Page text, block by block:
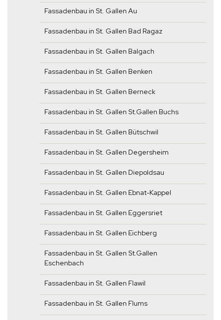
Fassadenbau in St. Gallen Au
Fassadenbau in St. Gallen Bad Ragaz
Fassadenbau in St. Gallen Balgach
Fassadenbau in St. Gallen Benken
Fassadenbau in St. Gallen Berneck
Fassadenbau in St. Gallen St.Gallen Buchs
Fassadenbau in St. Gallen Bütschwil
Fassadenbau in St. Gallen Degersheim
Fassadenbau in St. Gallen Diepoldsau
Fassadenbau in St. Gallen Ebnat-Kappel
Fassadenbau in St. Gallen Eggersriet
Fassadenbau in St. Gallen Eichberg
Fassadenbau in St. Gallen St.Gallen
Eschenbach
Fassadenbau in St. Gallen Flawil
Fassadenbau in St. Gallen Flums